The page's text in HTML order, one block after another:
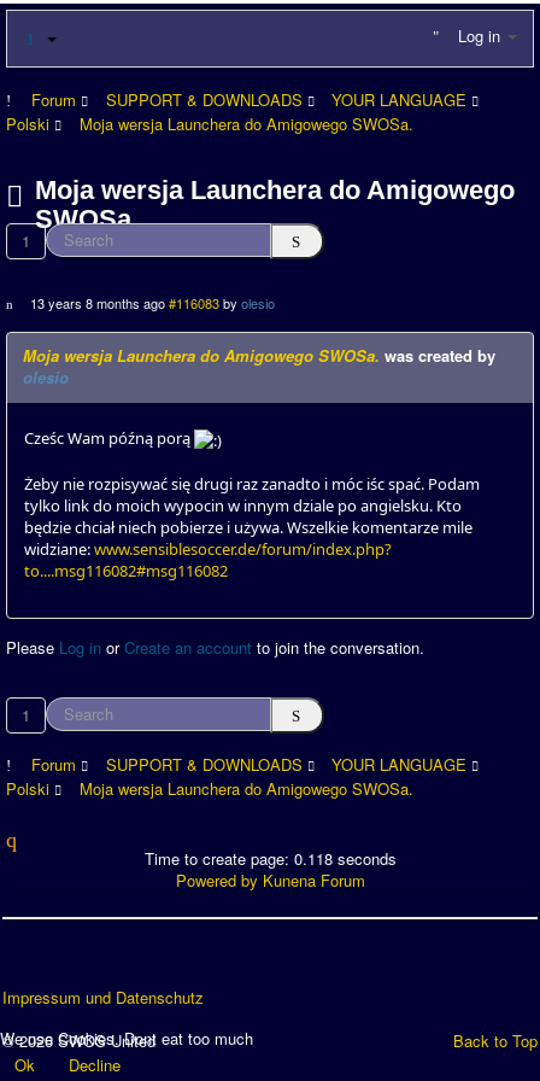
Log in
Forum SUPPORT & DOWNLOADS
YOUR LANGUAGE
Polski
Moja wersja Launchera do Amigowego SWOSa.
Moja wersja Launchera do Amigowego
SWOSa.
1
13 years 8 months ago #116083 by olesio
Moja wersja Launchera do Amigowego SWOSa. was created by
olesio
Cześc Wam późną porą
Żeby nie rozpisywać się drugi raz zanadto i móc iśc spać. Podam
tylko link do moich wypocin w innym dziale po angielsku. Kto
będzie chciał niech pobierze i używa. Wszelkie komentarze mile
widziane:www.sensiblesoccer.de/forum/index.php?
to....msg116082#msg116082
Please Log in orCreate an account to join the conversation.
1
Forum SUPPORT & DOWNLOADS
YOUR LANGUAGE
Polski
Moja wersja Launchera do Amigowego SWOSa.
Time to create page: 0.118 seconds
Powered by Kunena Forum
Impressum und Datenschutz
Back to Top
© 2026 SWOS United
We use Cookies. Dont eat too much
Ok
Decline